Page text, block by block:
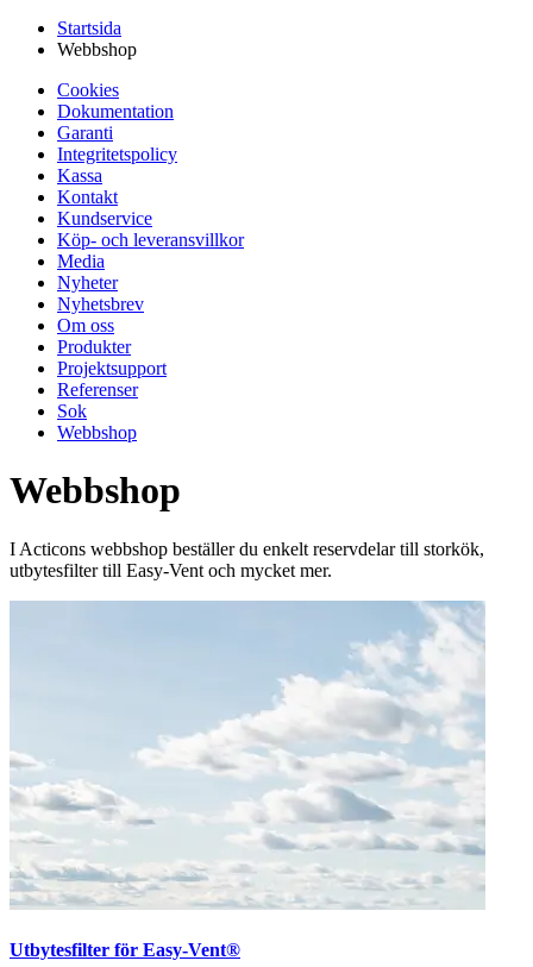
Startsida
Webbshop
Cookies
Dokumentation
Garanti
Integritetspolicy
Kassa
Kontakt
Kundservice
Köp- och leveransvillkor
Media
Nyheter
Nyhetsbrev
Om oss
Produkter
Projektsupport
Referenser
Sok
Webbshop
Webbshop
I Acticons webbshop beställer du enkelt reservdelar till storkök,
utbytesfilter till Easy-Vent och mycket mer.
Utbytesfilter för Easy-Vent®